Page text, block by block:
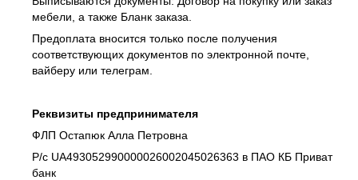
мебели, а также Бланк заказа.
Предоплата вносится только после получения
соответствующих документов по электронной почте,
вайберу или телеграм.
Реквизиты предпринимателя
ФЛП Остапюк Алла Петровна
Р/с UA493052990000026002045026363 в ПАО КБ Приват
банк